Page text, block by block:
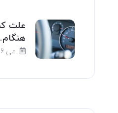
علت
می 16, 2026